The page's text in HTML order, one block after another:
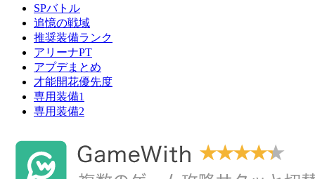
SPバトル
追憶の戦域
推奨装備ランク
アリーナPT
アプデまとめ
才能開花優先度
専用装備1
専用装備2